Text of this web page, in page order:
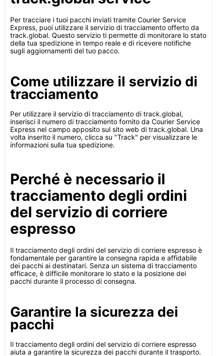
Per tracciare i tuoi pacchi inviati tramite Courier Service
Express, puoi utilizzare il servizio di tracciamento offerto da
track.global. Questo servizio ti permette di monitorare lo stato
della tua spedizione in tempo reale e di ricevere notifiche
sugli aggiornamenti del tuo pacco.
Come utilizzare il servizio di
tracciamento
Per utilizzare il servizio di tracciamento di track.global,
inserisci il numero di tracciamento fornito da Courier Service
Express nel campo apposito sul sito web di track.global. Una
volta inserito il numero, clicca su "Track" per visualizzare le
informazioni sulla tua spedizione.
Perché è necessario il
tracciamento degli ordini
del servizio di corriere
espresso
Il tracciamento degli ordini del servizio di corriere espresso è
fondamentale per garantire la consegna rapida e affidabile
dei pacchi ai destinatari. Senza un sistema di tracciamento
efficace, è difficile monitorare lo stato e la posizione dei
pacchi durante il processo di consegna.
Garantire la sicurezza dei
pacchi
Il tracciamento degli ordini del servizio di corriere espresso
aiuta a garantire la sicurezza dei pacchi durante il trasporto.